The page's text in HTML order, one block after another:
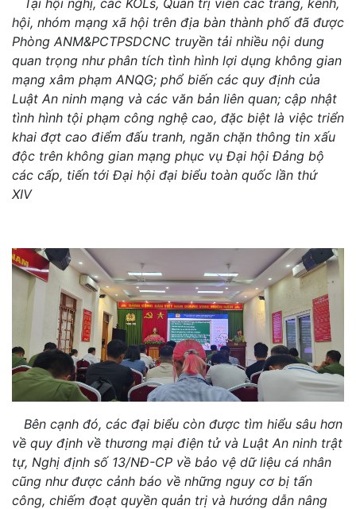
hội, nhóm mạng xã hội trên địa bàn thành phố đã được
Phòng ANM&PCTPSDCNC truyền tải nhiều nội dung
quan trọng như phân tích tình hình lợi dụng không gian
mạng xâm phạm ANQG; phổ biến các quy định của
Luật An ninh mạng và các văn bản liên quan; cập nhật
tình hình tội phạm công nghệ cao, đặc biệt là việc triển
khai đợt cao điểm đấu tranh, ngăn chặn thông tin xấu
độc trên không gian mạng phục vụ Đại hội Đảng bộ
các cấp, tiến tới Đại hội đại biểu toàn quốc lần thứ
XIV
Bên cạnh đó, các đại biểu còn được tìm hiểu sâu hơn
về quy định về thương mại điện tử và Luật An ninh trật
tự, Nghị định số 13/NĐ-CP về bảo vệ dữ liệu cá nhân
cũng như được cảnh báo về những nguy cơ bị tấn
công, chiếm đoạt quyền quản trị và hướng dẫn nâng